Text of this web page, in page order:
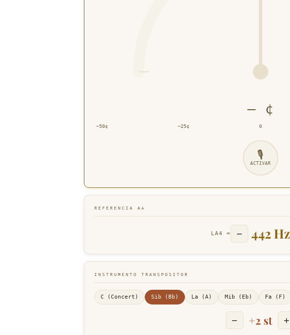
— ¢
−50¢ −25¢ 0
🎙
ACTIVAR
REFERENCIA A4
LA4 = − 442 Hz
INSTRUMENTO TRANSPOSITOR
C (Concert) Sib (Bb) La (A) Mib (Eb) Fa (F)
− +2 st +